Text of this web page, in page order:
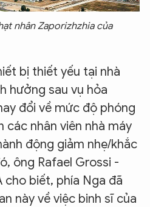
nhân Zaporizhzhia của
bị thiết yếu tại nhà
hưởng sau vụ hỏa
đổi về mức độ phóng
các nhân viên nhà máy
động giảm nhẹ/khắc
ông Rafael Grossi -
cho biết, phía Nga đã
này về việc binh sĩ của